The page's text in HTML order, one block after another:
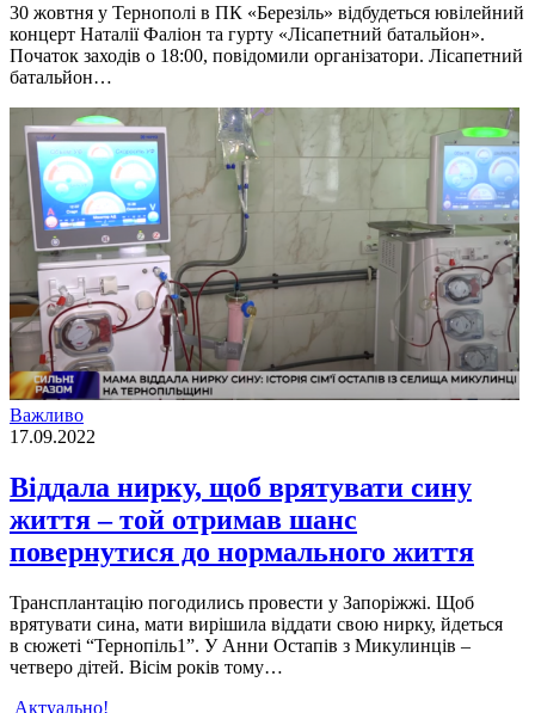
30 жовтня у Тернополi в ПК «Березiль» вiдбудеться ювiлейний
концерт Наталiї Фалiон та гурту «Лiсапетний батальйон».
Початок заходiв о 18:00, повiдомили органiзатори. Лiсапетний
батальйон…
Важливо
17.09.2022
Віддала нирку, щоб врятувати сину
життя – той отримав шанс
повернутися до нормального життя
Трансплантацiю погодились провести у Запорiжжi. Щоб
врятувати сина, мати вирiшила вiддати свою нирку, йдеться
в сюжетi “Тернопiль1”. У Анни Остапiв з Микулинцiв –
четверо дiтей. Вiсiм рокiв тому…
Актуально!